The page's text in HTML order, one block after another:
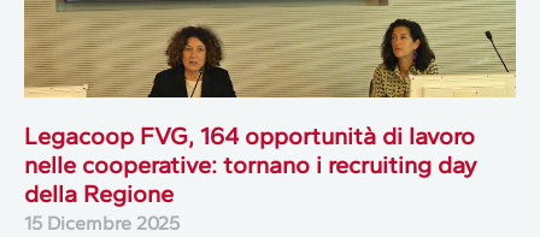
Legacoop FVG, 164 opportunità di lavoro
nelle cooperative: tornano i recruiting day
della Regione
15 Dicembre 2025